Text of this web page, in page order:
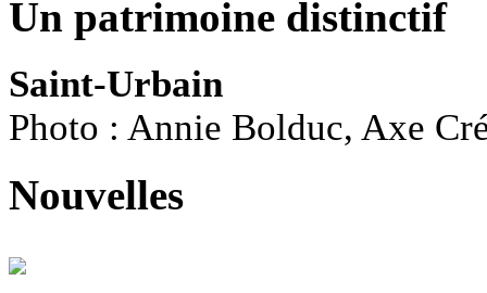
Un patrimoine distinctif
Saint-Urbain
Photo : Annie Bolduc, Axe
Nouvelles